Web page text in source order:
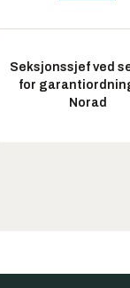
Seksjonssjef ved
for
Norad